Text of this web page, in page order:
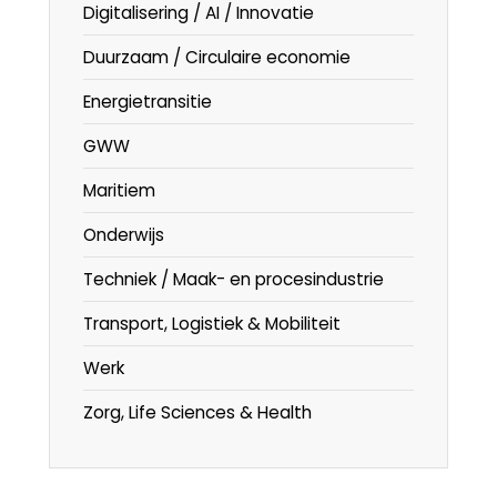
Digitalisering / AI / Innovatie
Duurzaam / Circulaire economie
Energietransitie
GWW
Maritiem
Onderwijs
Techniek / Maak- en procesindustrie
Transport, Logistiek & Mobiliteit
Werk
Zorg, Life Sciences & Health